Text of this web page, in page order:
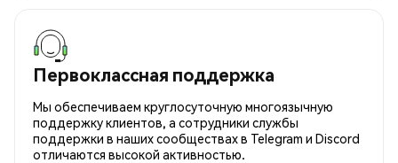
Первоклассная поддержка
Мы обеспечиваем круглосуточную многоязычную
поддержку клиентов, а сотрудники службы
поддержки в наших сообществах в Telegram и Discord
отличаются высокой активностью.